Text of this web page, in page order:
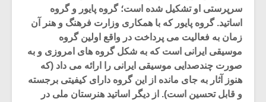
سرپرستی او تشکیل شده است؛ گروه پایور و گروه
اساتید. گروه پایور که با همکاری وزارت فرهنگ و هنر آن
زمان به فعالیت می پرداخت در واقع اولین گروه
موسیقی ایرانی است که به شکل گروه های امروزی و به
صورت چندصدایی موسیقی ایرانی را ارائه می داد (که
هنوز آثار به جای مانده از این گروه دارای کیفیتی برجسته
و قابل تحسین است). از دیگر اساتید هنرستان ملی در